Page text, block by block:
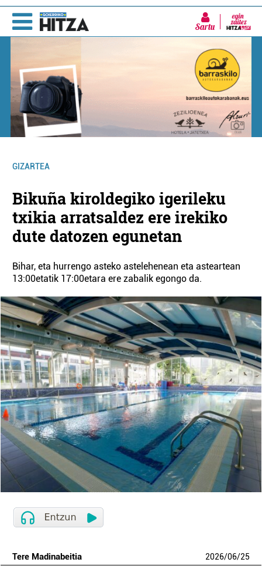
Sartu
GIZARTEA
Bikuña kiroldegiko igerileku
txikia arratsaldez ere irekiko
dute datozen egunetan
Bihar, eta hurrengo asteko astelehenean eta asteartean
13:00etatik 17:00etara ere zabalik egongo da.
Tere Madinabeitia 2026/06/25